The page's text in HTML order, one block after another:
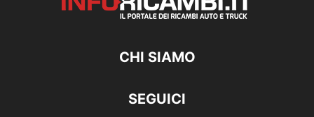
CHI SIAMO
SEGUICI